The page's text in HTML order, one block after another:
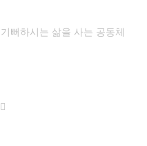
뻐하시는 삶을 사는 공동체